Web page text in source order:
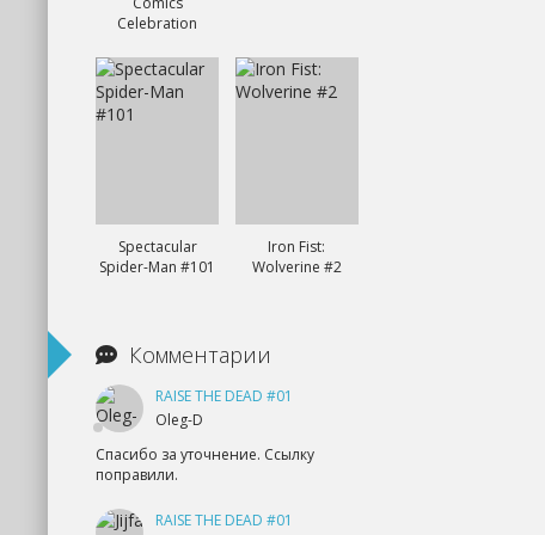
Celebration
Spectacular
Spider-Man #101
Iron Fist:
Wolverine #2
Комментарии
RAISE THE DEAD #01
Oleg-D
Спасибо за уточнение. Ссылку
поправили.
RAISE THE DEAD #01